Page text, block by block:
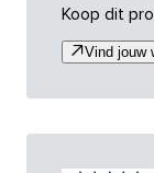
Koop dit
Vind jouw